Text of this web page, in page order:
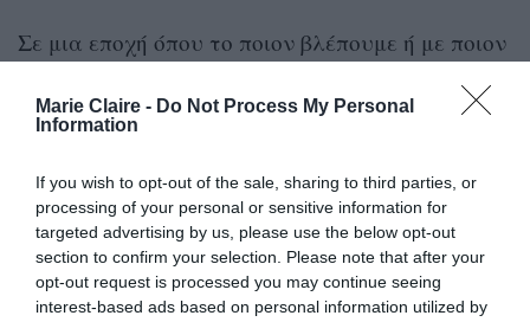
Marie Claire - Do Not Process My Personal
Information
If you wish to opt-out of the sale, sharing to third parties, or
processing of your personal or sensitive information for
targeted advertising by us, please use the below opt-out
section to confirm your selection. Please note that after your
opt-out request is processed you may continue seeing
interest-based ads based on personal information utilized by
Σε μια εποχή όπου το ποιον βλέπουμε ή με ποιον
κοιμόμαστε έχει γίνει θέμα συζήτησης σχεδόν
παντού, το quiet dating υπενθυμίζει ότι η ερωτική
«Ο άνθρωπος που βγαίνετε δεν πρέπει να είναι
το πιο ενδιαφέρον πράγμα για εσάς. Και αν
κάτι δεν προχωρήσει, δεν σημαίνει ότι
διαλύεται ο κόσμος ή η online εικόνα σας»,